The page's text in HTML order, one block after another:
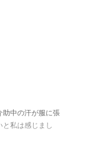
助中の汗が服に張
と私は感じまし